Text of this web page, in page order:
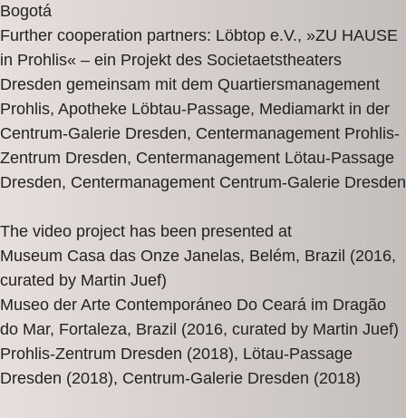
Bogotá
Further cooperation partners: Löbtop e.V., »ZU HAUSE
in Prohlis« – ein Projekt des Societaetstheaters
Dresden gemeinsam mit dem Quartiersmanagement
Prohlis, Apotheke Löbtau-Passage, Mediamarkt in der
Centrum-Galerie Dresden, Centermanagement Prohlis-
Zentrum Dresden, Centermanagement Lötau-Passage
Dresden, Centermanagement Centrum-Galerie Dresden
The video project has been presented at
Museum Casa das Onze Janelas, Belém, Brazil (2016,
curated by Martin Juef)
Museo der Arte Contemporáneo Do Ceará im Dragão
do Mar, Fortaleza, Brazil (2016, curated by Martin Juef)
Prohlis-Zentrum Dresden (2018), Lötau-Passage
Dresden (2018), Centrum-Galerie Dresden (2018)